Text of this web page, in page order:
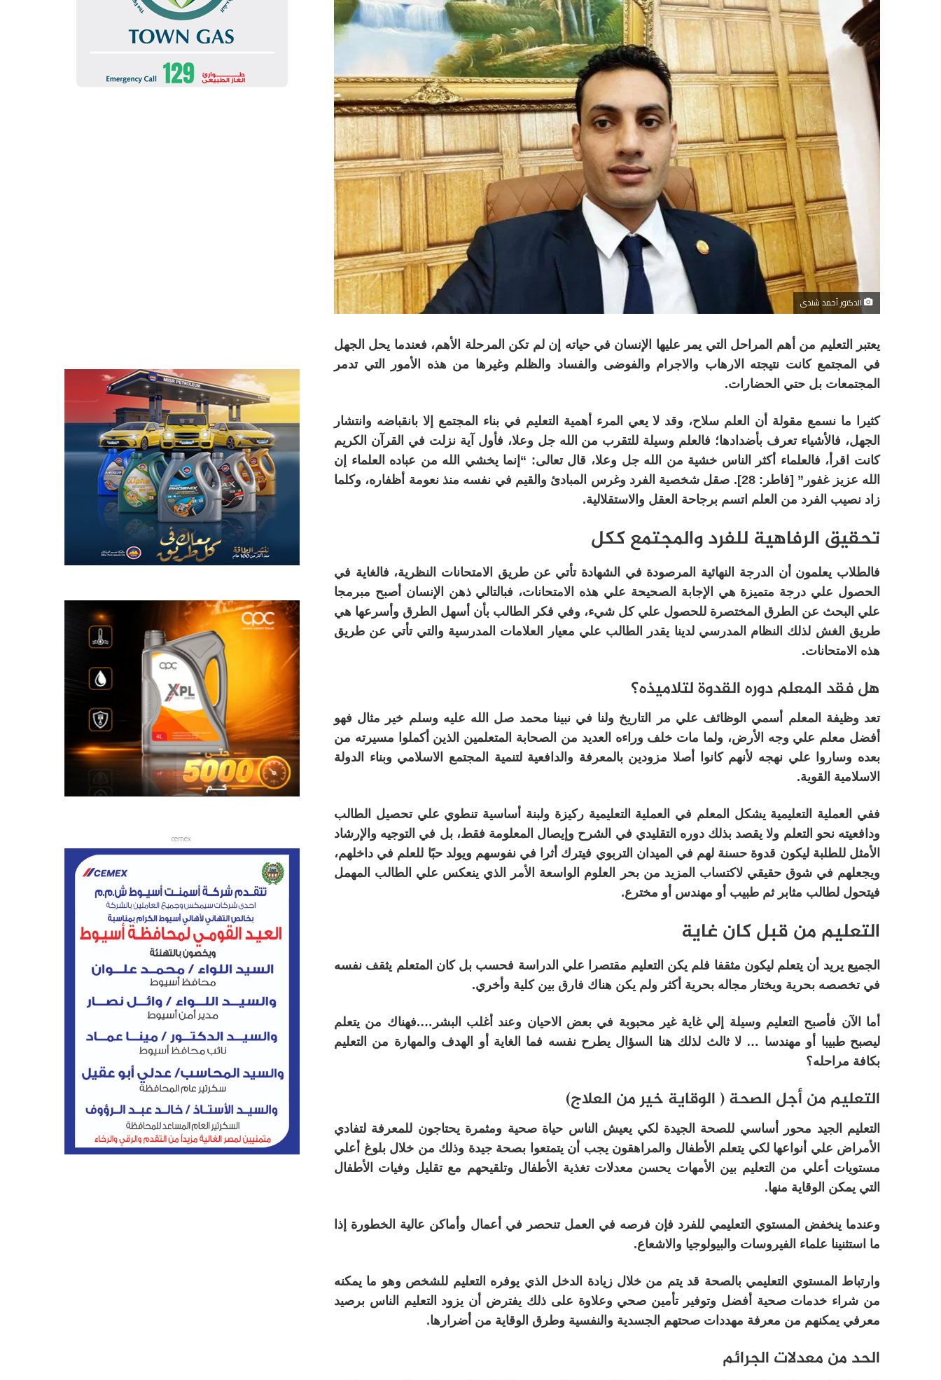
الدكتور أحمد شندى
يعتبر التعليم من أهم المراحل التي يمر عليها الإنسان في حياته إن لم تكن المرحلة الأهم، فعندما يحل الجهل
في المجتمع كانت نتيجته الارهاب والاجرام والفوضى والفساد والظلم وغيرها من هذه الأمور التي تدمر
المجتمعات بل حتي الحضارات.
كثيرا ما نسمع مقولة أن العلم سلاح، وقد لا يعي المرء أهمية التعليم في بناء المجتمع إلا بانقباضه وانتشار
الجهل، فالأشياء تعرف بأضدادها؛ فالعلم وسيلة للتقرب من الله جل وعلا، فأول آية نزلت في القرآن الكريم
كانت اقرأ، فالعلماء أكثر الناس خشية من الله جل وعلا، قال تعالى: “إنما يخشي الله من عباده العلماء إن
الله عزيز غفور” [فاطر: 28]. صقل شخصية الفرد وغرس المبادئ والقيم في نفسه منذ نعومة أظفاره، وكلما
زاد نصيب الفرد من العلم اتسم برجاحة العقل والاستقلالية.
تحقيق الرفاهية للفرد والمجتمع ككل
فالطلاب يعلمون أن الدرجة النهائية المرصودة في الشهادة تأتي عن طريق الامتحانات النظرية، فالغاية في
الحصول علي درجة متميزة هي الإجابة الصحيحة علي هذه الامتحانات، فبالتالي ذهن الإنسان أصبح مبرمجا
علي البحث عن الطرق المختصرة للحصول علي كل شيء، وفي فكر الطالب بأن أسهل الطرق وأسرعها هي
طريق الغش لذلك النظام المدرسي لدينا يقدر الطالب علي معيار العلامات المدرسية والتي تأتي عن طريق
هذه الامتحانات.
هل فقد المعلم دوره القدوة لتلاميذه؟
تعد وظيفة المعلم أسمي الوظائف علي مر التاريخ ولنا في نبينا محمد صل الله عليه وسلم خير مثال فهو
أفضل معلم علي وجه الأرض، ولما مات خلف وراءه العديد من الصحابة المتعلمين الذين أكملوا مسيرته من
بعده وساروا علي نهجه لأنهم كانوا أصلا مزودين بالمعرفة والدافعية لتنمية المجتمع الاسلامي وبناء الدولة
الاسلامية القوية.
ففي العملية التعليمية يشكل المعلم في العملية التعليمية ركيزة ولبنة أساسية تنطوي علي تحصيل الطالب
ودافعيته نحو التعلم ولا يقصد بذلك دوره التقليدي في الشرح وإيصال المعلومة فقط، بل في التوجيه والإرشاد
الأمثل للطلبة ليكون قدوة حسنة لهم في الميدان التربوي فيترك أثرا في نفوسهم ويولد حبًا للعلم في داخلهم،
ويجعلهم في شوق حقيقي لاكتساب المزيد من بحر العلوم الواسعة الأمر الذي ينعكس علي الطالب المهمل
فيتحول لطالب مثابر ثم طبيب أو مهندس أو مخترع.
التعليم من قبل كان غاية
الجميع يريد أن يتعلم ليكون مثقفا فلم يكن التعليم مقتصرا علي الدراسة فحسب بل كان المتعلم يثقف نفسه
في تخصصه بحرية ويختار مجاله بحرية أكثر ولم يكن هناك فارق بين كلية وأخري.
أما الآن فأصبح التعليم وسيلة إلي غاية غير محبوبة في بعض الاحيان وعند أغلب البشر….فهناك من يتعلم
ليصبح طبيبا أو مهندسا … لا ثالث لذلك هنا السؤال يطرح نفسه فما الغاية أو الهدف والمهارة من التعليم
بكافة مراحله؟
التعليم من أجل الصحة ( الوقاية خير من العلاج)
التعليم الجيد محور أساسي للصحة الجيدة لكي يعيش الناس حياة صحية ومثمرة يحتاجون للمعرفة لتفادي
الأمراض علي أنواعها لكي يتعلم الأطفال والمراهقون يجب أن يتمتعوا بصحة جيدة وذلك من خلال بلوغ أعلي
مستويات أعلي من التعليم بين الأمهات يحسن معدلات تغذية الأطفال وتلقيحهم مع تقليل وفيات الأطفال
التي يمكن الوقاية منها.
وعندما ينخفض المستوي التعليمي للفرد فإن فرصه في العمل تنحصر في أعمال وأماكن عالية الخطورة إذا
ما استثنينا علماء الفيروسات والبيولوجيا والاشعاع.
وارتباط المستوي التعليمي بالصحة قد يتم من خلال زيادة الدخل الذي يوفره التعليم للشخص وهو ما يمكنه
من شراء خدمات صحية أفضل وتوفير تأمين صحي وعلاوة على ذلك يفترض أن يزود التعليم الناس برصيد
معرفي يمكنهم من معرفة مهددات صحتهم الجسدية والنفسية وطرق الوقاية من أضرارها.
الحد من معدلات الجرائم
cemex